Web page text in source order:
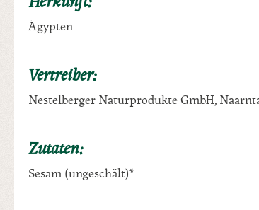
Ägypten
Vertreiber:
Nestelberger Naturprodukte GmbH,
Zutaten:
Sesam (ungeschält)*